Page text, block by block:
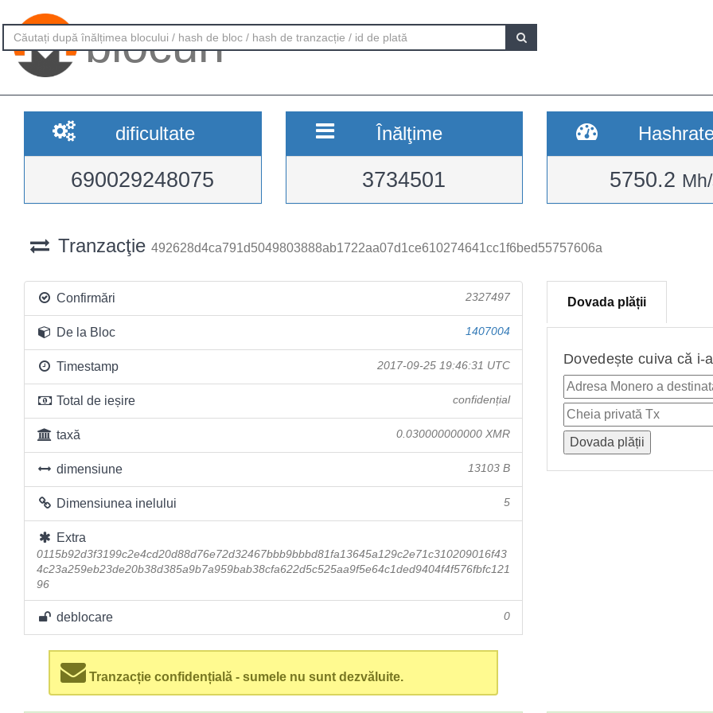
blocuri
dificultate
690029248075
Înălţime
3734501 5750.2
Tranzacţie 492628d4ca791d5049803888ab1722aa07d1ce610274641cc1f6bed55757606a
Confirmări 2327497
De la Bloc 1407004
Timestamp 2017-09-25 19:46:31 UTC
Total de ieșire confidențial
taxă 0.030000000000 XMR
dimensiune 13103 B
Dimensiunea inelului 5
Extra
0115b92d3f3199c2e4cd20d88d76e72d32467bbb9bbbd81fa13645a129c2e71c310209016f43
4c23a259eb23de20b38d385a9b7a959bab38cfa622d5c525aa9f5e64c1ded9404f4f576fbfc121
96
deblocare 0
Tranzacție confidențială - sumele nu sunt dezvăluite.
Dovada plății
Dovedește cuiva că i-